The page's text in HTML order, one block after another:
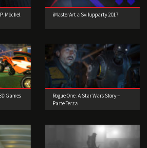
Möchel iMasterArt a Svilupparty 2017
Games
Rogue One: A Star Wars Story –
Parte Terza